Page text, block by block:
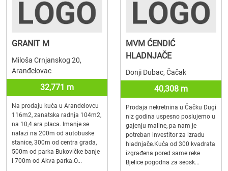
GRANIT M
Miloša Crnjanskog 20,
Aranđelovac
32,771 m
Na prodaju kuća u Aranđelovcu
116m2, zanatska radnja 104m2,
na 10,4 ara placa. Imanje se
nalazi na 200m od autobuske
stanice, 300m od centra grada,
500m od parka Bukovičke banje
i 700m od Akva parka.O...
MVM ĆENDIĆ
HLADNJAČE
Donji Dubac, Čačak
40,308 m
Prodaja nekretnina u Čačku Dugi
niz godina uspesno poslujemo u
gajenju maline, pa nam je
potreban investitor za izradu
hladnjače.Kuća od 300 kvadrata
izgrađena pored same reke
Bjelice pogodna za seosk...